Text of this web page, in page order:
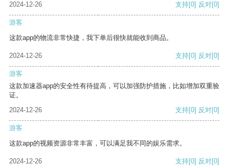
2024-12-26
支持[0] 反对[0]
游客
这款app的物流非常快捷，我下单后很快就能收到商品。
2024-12-26 支持[0] 反对[0]
游客
这款加速器app的安全性有待提高，可以加强防护措施，比如增加双重验
证。
2024-12-26
支持[0] 反对[0]
游客
这款app的视频资源非常丰富，可以满足我不同的娱乐需求。
2024-12-26 支持[0] 反对[0]